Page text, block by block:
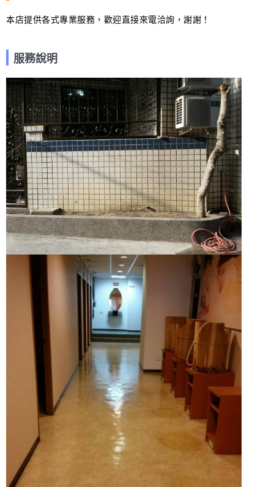
本店提供各式專業服務，歡迎直接來電洽詢，謝謝！
服務說明